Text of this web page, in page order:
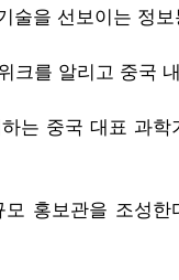
술을 선보이는 정
크를 알리고 중국
는 중국 대표 과
홍보관을 조성